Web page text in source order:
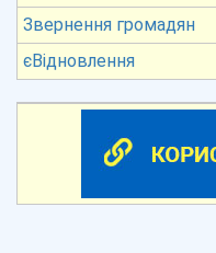
Звернення громадян
єВідновлення